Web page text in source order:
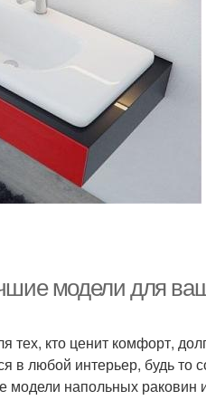
модели для
кто ценит комфорт,
в любой интерьер, будь то
модели напольных раковин